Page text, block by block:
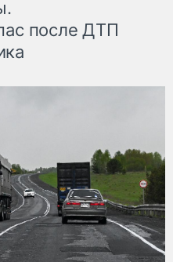
после ДТП